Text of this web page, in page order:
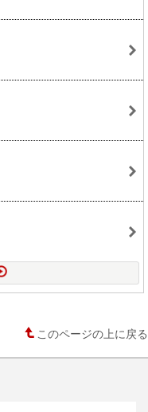
このページの上に戻る